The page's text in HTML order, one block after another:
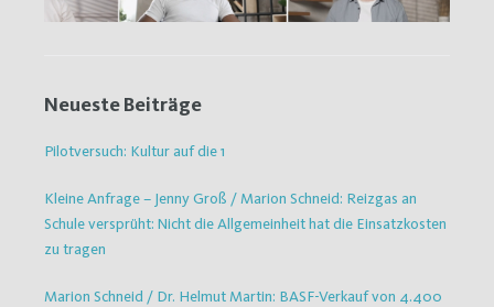
Neueste Beiträge
Pilotversuch: Kultur auf die 1
Kleine Anfrage – Jenny Groß / Marion Schneid: Reizgas an
Schule versprüht: Nicht die Allgemeinheit hat die Einsatzkosten
zu tragen
Marion Schneid / Dr. Helmut Martin: BASF-Verkauf von 4.400